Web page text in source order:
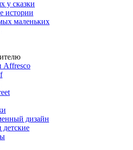
у сказки
истории
маленьких
Affresco
дизайн